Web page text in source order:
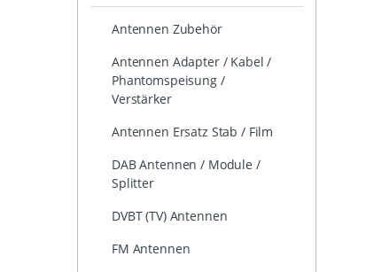
Antennen Zubehör
Antennen Adapter / Kabel /
Phantomspeisung /
Verstärker
Antennen Ersatz Stab / Film
DAB Antennen / Module /
Splitter
DVBT (TV) Antennen
FM Antennen